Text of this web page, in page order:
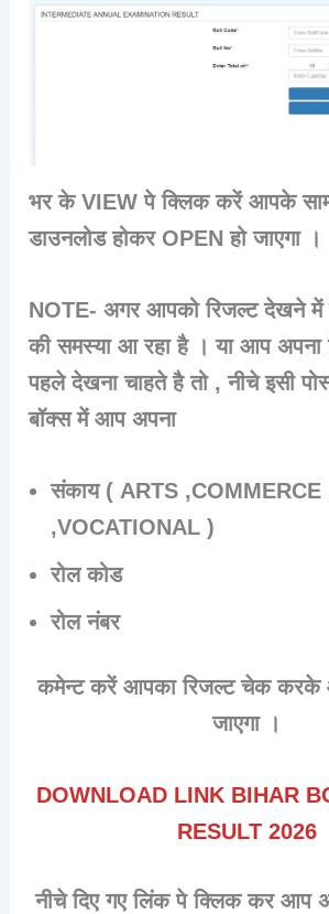
भर के VIEW पे क्लिक करें आपके
डाउनलोड होकर OPEN हो जाएगा ।
NOTE- अगर आपको रिजल्ट देखने में
की समस्या आ रहा है । या आप अपना
पहले देखना चाहते है तो , नीचे इसी
बॉक्स में आप अपना
संकाय ( ARTS ,COMMERCE
,VOCATIONAL )
रोल कोड
रोल नंबर
कमेन्ट करें आपका रिजल्ट चेक करके
जाएगा ।
DOWNLOAD LINK BIHAR
RESULT 2026
नीचे दिए गए लिंक पे क्लिक कर आप